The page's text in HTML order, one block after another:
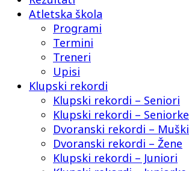
Atletska škola
Programi
Termini
Treneri
Upisi
Klupski rekordi
Klupski rekordi – Seniori
Klupski rekordi – Seniorke
Dvoranski rekordi – Muški
Dvoranski rekordi – Žene
Klupski rekordi – Juniori